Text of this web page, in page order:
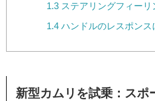
1.3 ステアリングフィー
1.4 ハンドルのレスポン
新型カムリを試乗：スポ